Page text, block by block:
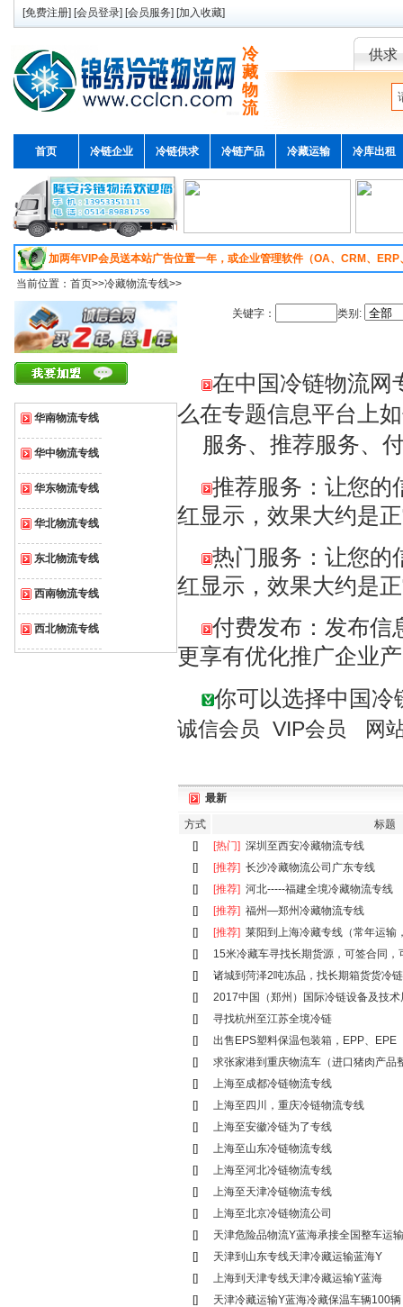
[免费注册] [会员登录] [会员服务] [加入收藏]
冷
藏
物
流
供求
首页 冷链企业 冷链供求 冷链产品 冷藏运输 冷库出租
加两年VIP会员送本站广告位置一年，或企业管理软件（OA、CRM、
当前位置： 首页>>冷藏物流专线>>
华南物流专线
华中物流专线
华东物流专线
华北物流专线
东北物流专线
西南物流专线
西北物流专线
关键字： 类别:
在中国冷链物流网
么在专题信息平台上
服务、推荐服务、
推荐服务：让您的
红显示，效果大约是
热门服务：让您的
红显示，效果大约是
付费发布：发布信
更享有优化推广企业
你可以选择中国冷
诚信会员 VIP会员 网
最新
方式
标题
[]
[热门] 深圳至西安冷藏物流专线
[]
[推荐] 长沙冷藏物流公司广东专线
[]
[推荐] 河北-----福建全境冷藏物流专线
[]
[推荐] 福州—郑州冷藏物流专线
[]
[推荐] 莱阳到上海冷藏专线（常年运输
[]
15米冷藏车寻找长期货源，可签合同，
[]
诸城到菏泽2吨冻品，找长期箱货货冷
[]
2017中国（郑州）国际冷链设备及技术
[]
寻找杭州至江苏全境冷链
[]
出售EPS塑料保温包装箱，EPP、EPE
[]
求张家港到重庆物流车（进口猪肉产品
[]
上海至成都冷链物流专线
[]
上海至四川，重庆冷链物流专线
[]
上海至安徽冷链为了专线
[]
上海至山东冷链物流专线
[]
上海至河北冷链物流专线
[]
上海至天津冷链物流专线
[]
上海至北京冷链物流公司
[]
天津危险品物流Y蓝海承接全国整车运输
[]
天津到山东专线天津冷藏运输蓝海Y
[]
上海到天津专线天津冷藏运输Y蓝海
[]
天津冷藏运输Y蓝海冷藏保温车辆100辆